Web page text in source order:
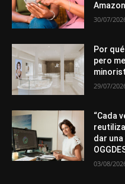
30/07/
Por
pero
29/07/
“Cada
dar una
03/08/